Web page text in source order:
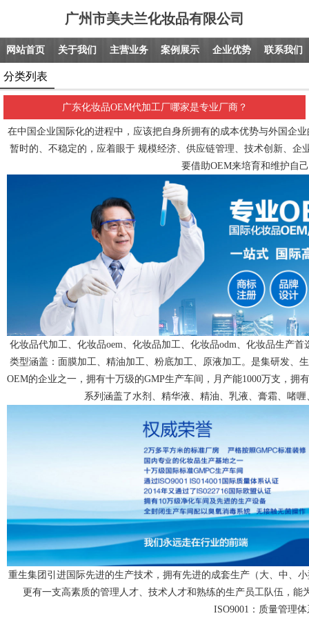
广州市美夫兰化妆品有限公司
网站首页 关于我们 主营业务 案例展示 企业优势 联系我们
分类列表
广东化妆品OEM代加工厂哪家是专业厂商？
在中国企业国际化的进程中，应该把自身所拥有的成本优势与外国企
暂时的、不稳定的，应着眼于 规模经济、供应链管理、技术创新、
要借助OEM来培育和维护自
化妆品代加工、化妆品oem、化妆品加工、化妆品odm、化妆品生产
类型涵盖：面膜加工、精油加工、粉底加工、原液加工。是集研发、
OEM的企业之一，拥有十万级的GMP生产车间，月产能1000万支，
系列涵盖了水剂、精华液、精油、乳液、膏霜、啫
重生集团引进国际先进的生产技术，拥有先进的成套生产（大、中、
更有一支高素质的管理人才、技术人才和熟练的生产员工队伍，
ISO9001：质量管理